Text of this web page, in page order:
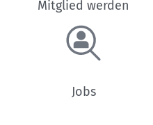
Mitglied werden
Jobs